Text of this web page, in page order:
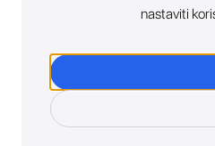
nastaviti